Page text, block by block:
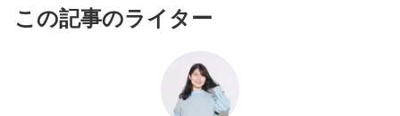
この記事のライター